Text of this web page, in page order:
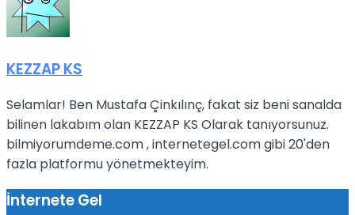
KEZZAP KS
Selamlar! Ben Mustafa Çinkılınç, fakat siz beni sanalda
bilinen lakabım olan KEZZAP KS Olarak tanıyorsunuz.
bilmiyorumdeme.com , internetegel.com gibi 20'den
fazla platformu yönetmekteyim.
İnternete Gel